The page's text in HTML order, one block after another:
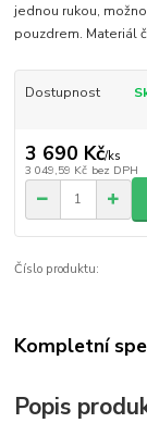
jednou rukou,
pouzdrem. Materiál
Dostupnost
3 690 Kč/ks
3 049,59 Kč bez DPH
Číslo produktu:
Kompletní
Popis